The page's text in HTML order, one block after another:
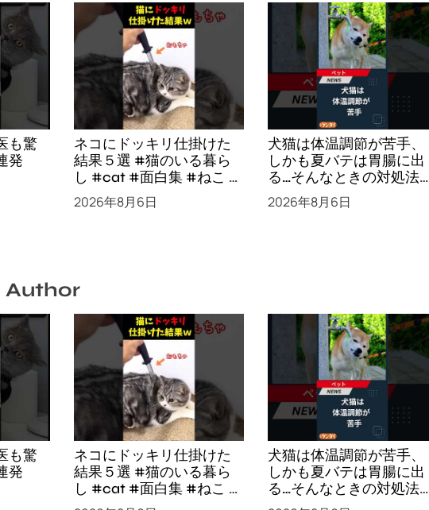
も驚
発
ネコにドッキリ仕掛けた
結果５選 #猫のいる暮ら
し #cat #面白集 #ねこ #
笑ったら負け
2026年8月6日
犬猫は体温調節が苦手、
しかも夏バテは胃腸に出
る…そんなときの対処法と
は？ #犬 #猫 #ペット #
飼い猫 #飼い犬 #熱中症
2026年8月6日
Author
も驚
発
ネコにドッキリ仕掛けた
結果５選 #猫のいる暮ら
し #cat #面白集 #ねこ #
笑ったら負け
犬猫は体温調節が苦手、
しかも夏バテは胃腸に出
る…そんなときの対処法と
は？ #犬 #猫 #ペット #